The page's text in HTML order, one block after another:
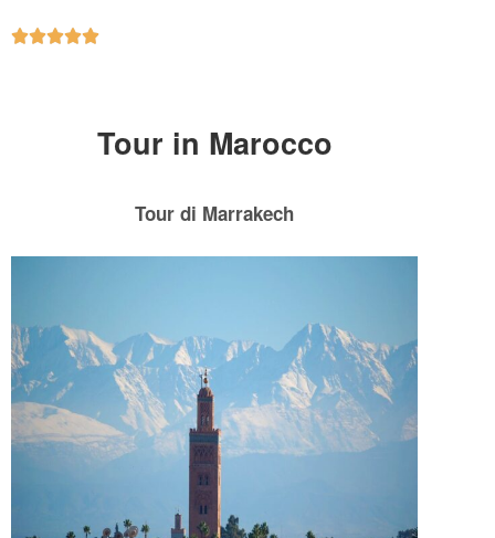

Tour in Marocco
Tour di Marrakech